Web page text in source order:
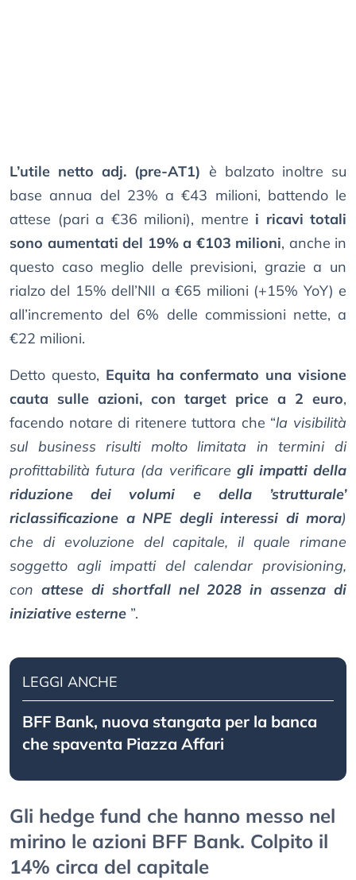
L’utile netto adj. (pre-AT1) è balzato inoltre su
base annua del 23% a €43 milioni, battendo le
attese (pari a €36 milioni), mentre i ricavi totali
sono aumentati del 19% a €103 milioni, anche in
questo caso meglio delle previsioni, grazie a un
rialzo del 15% dell’NII a €65 milioni (+15% YoY) e
all’incremento del 6% delle commissioni nette, a
€22 milioni.
Detto questo, Equita ha confermato una visione
cauta sulle azioni, con target price a 2 euro,
facendo notare di ritenere tuttora che “la visibilità
sul business risulti molto limitata in termini di
profittabilità futura (da verificare gli impatti della
riduzione dei volumi e della ’strutturale’
riclassificazione a NPE degli interessi di mora)
che di evoluzione del capitale, il quale rimane
soggetto agli impatti del calendar provisioning,
con attese di shortfall nel 2028 in assenza di
iniziative esterne ”.
LEGGI ANCHE
BFF Bank, nuova stangata per la banca
che spaventa Piazza Affari
Gli hedge fund che hanno messo nel
mirino le azioni BFF Bank. Colpito il
14% circa del capitale